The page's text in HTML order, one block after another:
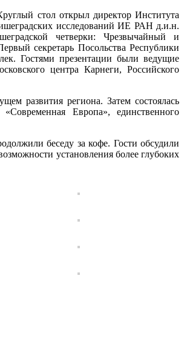
стол открыл директор Института
исследований ИЕ РАН д.и.н.
четверки: Чрезвычайный и
секретарь Посольства Республики
Гостями презентации были ведущие
центра Карнеги, Российского
развития региона. Затем состоялась
Европа», единственного
беседу за кофе. Гости обсудили
установления более глубоких